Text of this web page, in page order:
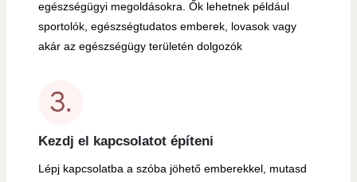
egészségügyi megoldásokra. Ők lehetnek például
sportolók, egészségtudatos emberek, lovasok vagy
akár az egészségügy területén dolgozók
Kezdj el kapcsolatot építeni
Lépj kapcsolatba a szóba jöhető emberekkel, mutasd